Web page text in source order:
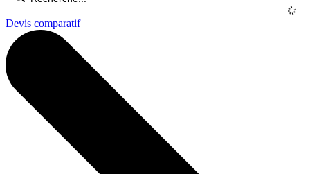
Devis comparatif